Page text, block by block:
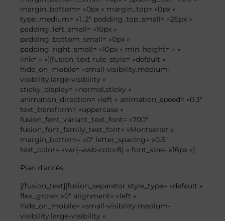
margin_bottom= »0px » margin_top= »0px »
type_medium= »1_2″ padding_top_small= »26px »
padding_left_small= »10px »
padding_bottom_small= »0px »
padding_right_small= »10px » min_height= » »
link= » »][fusion_text rule_style= »default »
hide_on_mobile= »small-visibility,medium-
visibility,large-visibility »
sticky_display= »normal,sticky »
animation_direction= »left » animation_speed= »0.3″
text_transform= »uppercase »
fusion_font_variant_text_font= »700″
fusion_font_family_text_font= »Montserrat »
margin_bottom= »0″ letter_spacing= »0.5″
text_color= »var(–awb-color8) » font_size= »16px »]
Plan d’accès
[/fusion_text][fusion_separator style_type= »default »
flex_grow= »0″ alignment= »left »
hide_on_mobile= »small-visibility,medium-
visibility,large-visibility »